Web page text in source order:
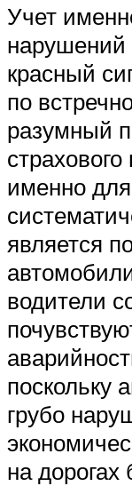
Учет
нарушений
красный
по
разумный
именно для
является
водители
поскольку
грубо
на дорогах